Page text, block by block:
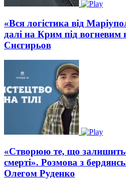
«Вся логістика від
далі на Крим під
Снєгирьов
«Створюю те, що
смерті». Розмова з
Олегом Руденко